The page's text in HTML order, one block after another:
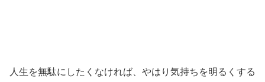
人生を無駄にしたくなければ、やはり気持ちを明るくする